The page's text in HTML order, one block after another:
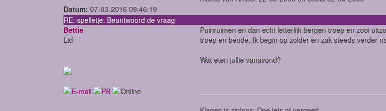
Datum: 07-03-2016 09:46:19
RE: spelletje: Beantwoord de vraag
Bettie
Lid
Puinruimen en dan echt letterlijk bergen troep en zooi
troep en bende. Ik begin op zolder en zak steeds verder
Wat eten jullie vanavond?